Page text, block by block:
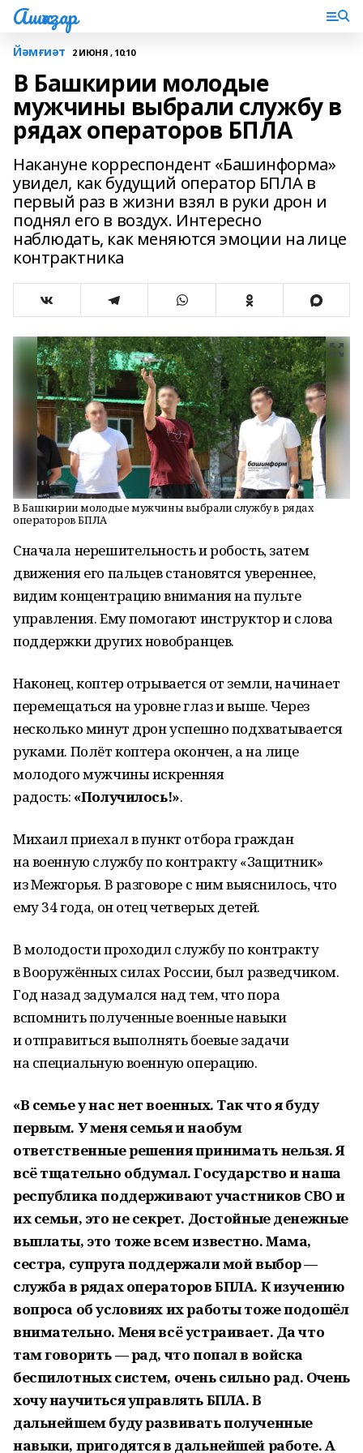
Ашҡаҙар
Йәмғиәт 2 ИЮНЯ , 10:10
В Башкирии молодые
мужчины выбрали службу в
рядах операторов БПЛА
Накануне корреспондент «Башинформа»
увидел, как будущий оператор БПЛА в
первый раз в жизни взял в руки дрон и
поднял его в воздух. Интересно
наблюдать, как меняются эмоции на лице
контрактника
В Башкирии молодые мужчины выбрали службу в рядах
операторов БПЛА
Сначала нерешительность и робость, затем
движения его пальцев становятся увереннее,
видим концентрацию внимания на пульте
управления. Ему помогают инструктор и слова
поддержки других новобранцев.
Наконец, коптер отрывается от земли, начинает
перемещаться на уровне глаз и выше. Через
несколько минут дрон успешно подхватывается
руками. Полёт коптера окончен, а на лице
молодого мужчины искренняя
радость: «Получилось!».
Михаил приехал в пункт отбора граждан
на военную службу по контракту «Защитник»
из Межгорья. В разговоре с ним выяснилось, что
ему 34 года, он отец четверых детей.
В молодости проходил службу по контракту
в Вооружённых силах России, был разведчиком.
Год назад задумался над тем, что пора
вспомнить полученные военные навыки
и отправиться выполнять боевые задачи
на специальную военную операцию.
«В семье у нас нет военных. Так что я буду
первым. У меня семья и наобум
ответственные решения принимать нельзя. Я
всё тщательно обдумал. Государство и наша
республика поддерживают участников СВО и
их семьи, это не секрет. Достойные денежные
выплаты, это тоже всем известно. Мама,
сестра, супруга поддержали мой выбор —
служба в рядах операторов БПЛА. К изучению
вопроса об условиях их работы тоже подошёл
внимательно. Меня всё устраивает. Да что
там говорить — рад, что попал в войска
беспилотных систем, очень сильно рад. Очень
хочу научиться управлять БПЛА. В
дальнейшем буду развивать полученные
навыки, пригодятся в дальнейшей работе. А